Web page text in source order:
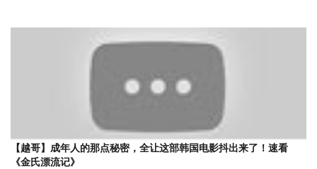
【越哥】成年人的那点秘密，全让这部韩国电影抖出来了！速看
《金氏漂流记》